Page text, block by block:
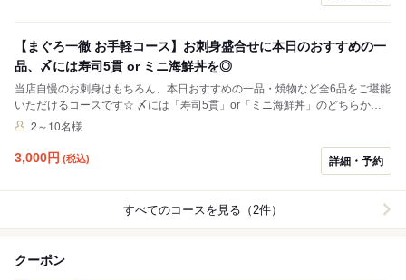
【まぐろ一徹 お手軽コース】お刺身盛合せに本日のおすすめの一
品、〆には寿司5貫 or ミニ海鮮丼を◎
当店自慢のお刺身はもちろん、本日おすすめの一品・焼物など全6品をご堪能
いただけるコースです☆ 〆には「寿司5貫」or「ミニ海鮮丼」のどちらかを
お選びいただけます◎
2～10名様
3,000円 (税込) 詳細・予約
すべてのコースを見る（2件）
クーポン